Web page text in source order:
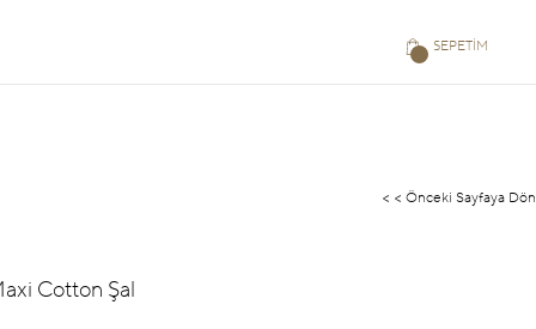
SEPETIM
< < Önceki Sayfaya Dön
Cotton Şal